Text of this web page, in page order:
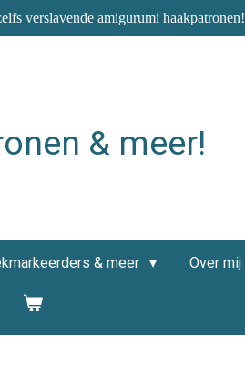
verslavende amigurumi haakpatronen!
& meer!
& meer Over mij